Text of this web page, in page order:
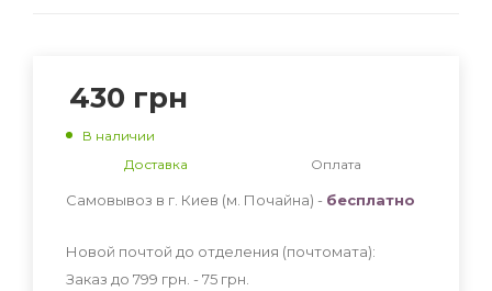
430 грн
В наличии
Доставка
Оплата
Самовывоз в г. Киев (м. Почайна) - бесплатно
Новой почтой до отделения (почтомата):
Заказ до 799 грн. - 75 грн